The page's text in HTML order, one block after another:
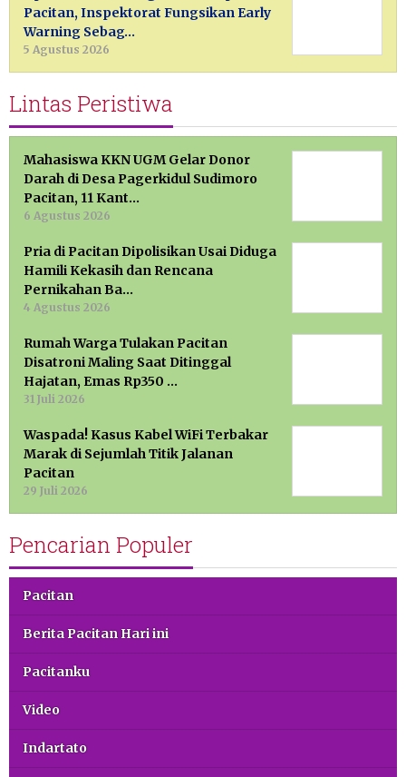
Pacitan, Inspektorat Fungsikan Early
Warning Sebag…
5 Agustus 2026
Lintas Peristiwa
Mahasiswa KKN UGM Gelar Donor
Darah di Desa Pagerkidul Sudimoro
Pacitan, 11 Kant…
6 Agustus 2026
Pria di Pacitan Dipolisikan Usai Diduga
Hamili Kekasih dan Rencana
Pernikahan Ba…
4 Agustus 2026
Rumah Warga Tulakan Pacitan
Disatroni Maling Saat Ditinggal
Hajatan, Emas Rp350 …
31 Juli 2026
Waspada! Kasus Kabel WiFi Terbakar
Marak di Sejumlah Titik Jalanan
Pacitan
29 Juli 2026
Pencarian Populer
Pacitan
Berita Pacitan Hari ini
Pacitanku
Video
Indartato